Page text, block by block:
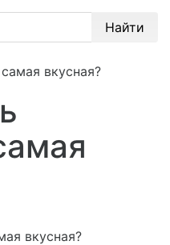
Найти
вкусная?